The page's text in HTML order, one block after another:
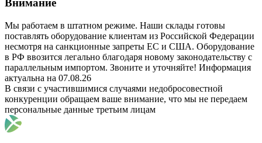
Внимание
Мы работаем в штатном режиме. Наши склады готовы
поставлять оборудование клиентам из Российской Федерации
несмотря на санкционные запреты ЕС и США. Оборудование
в РФ ввозится легально благодаря новому законодательству с
параллельным импортом. Звоните и уточняйте! Информация
актуальна на 07.08.26
В связи с участившимися случаями недобросовестной
конкуренции обращаем ваше внимание, что мы не передаем
персональные данные третьим лицам